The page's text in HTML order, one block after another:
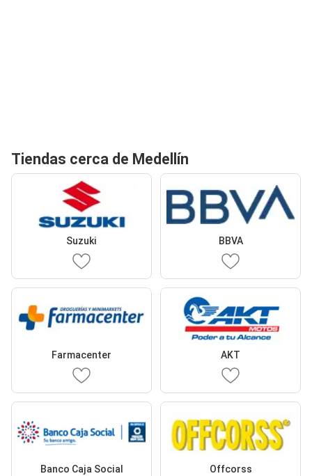
Tiendas cerca de Medellín
Suzuki BBVA
Farmacenter AKT
Banco Caja Social Offcorss